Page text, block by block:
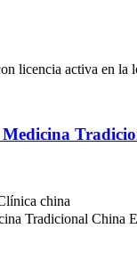
licencia activa en la
china
Tradicional China